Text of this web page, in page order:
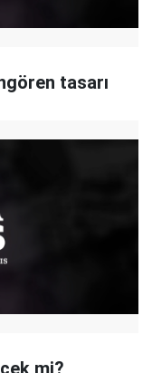
tasarı
mi?